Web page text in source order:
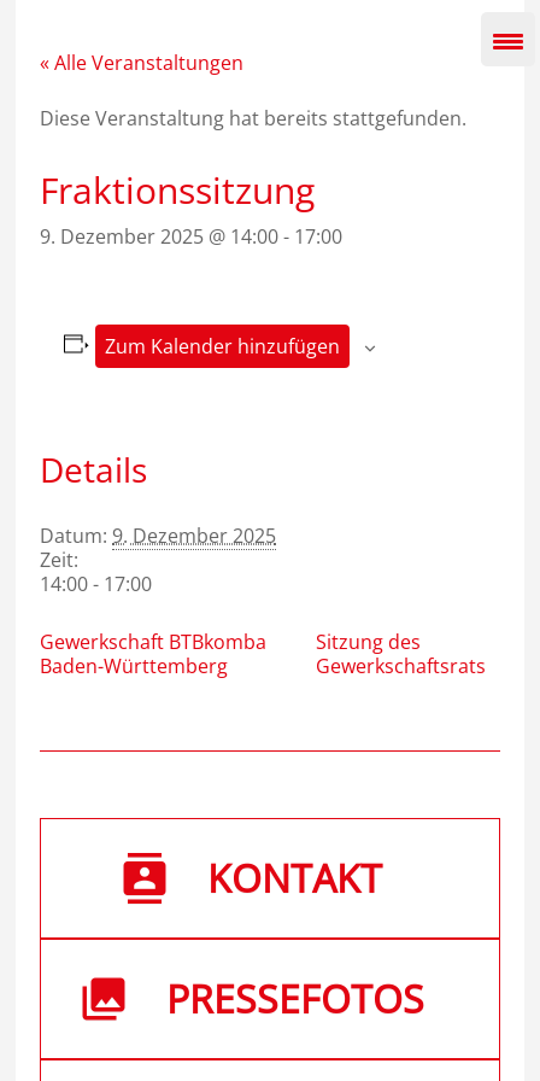
springen« Alle Veranstaltungen
Diese Veranstaltung hat bereits stattgefunden.
Fraktionssitzung
9. Dezember 2025 @ 14:00- 17:00
Zum Kalender hinzufügen
Details
Datum: 9. Dezember 2025
Zeit:
14:00 - 17:00
Gewerkschaft BTBkomba
Baden-Württemberg
Sitzung des
Gewerkschaftsrats
KONTAKT
PRESSEFOTOS